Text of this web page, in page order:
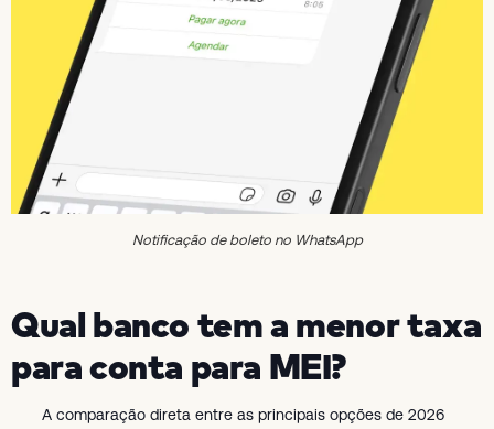
Notificação de boleto no WhatsApp
Qual banco tem a menor taxa
para conta para MEI?
A comparação direta entre as principais opções de 2026